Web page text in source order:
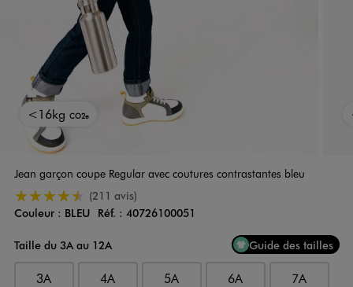
<16kg CO2e
Jean garçon coupe Regular avec coutures contrastantes bleu
4.5/5 de moyenne
(211 avis)
Couleur
Couleur : BLEU Réf. : 40726100051
Taille du 3A au 12A
Guide des tailles
3A 4A 5A 6A 7A